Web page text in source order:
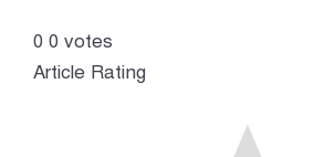
0 0 votes
Article Rating